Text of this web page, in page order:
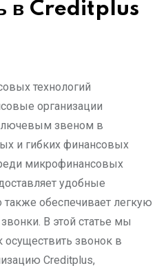
в Creditplus
организации
звеном в
и гибких финансовых
микрофинансовых
удобные
обеспечивает легкую
В этой статье мы
осуществить звонок в
Creditplus,